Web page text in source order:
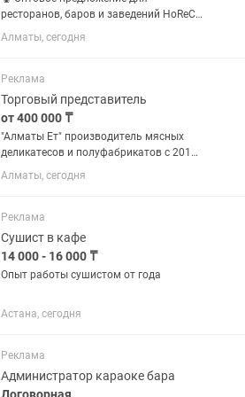
ресторанов, баров и заведений HoReCa
Предлагаем живых раков оптом по
выгодным ценам с доставкой. Раки
кг — 3 800 тг/кг • от 50 кг...
Алматы, сегодня
Реклама
Торговый представитель
от 400 000 ₸
"Алматы Ет" производитель мясных
деликатесов и полуфабрикатов с 2012
года. Нашу продукцию знают по всему
Казахстану , а с 2023 года мы вышли
предстоит...
Алматы, сегодня
Реклама
Сушист в кафе
14 000 - 16 000 ₸
Опыт работы сушистом от года
Астана, сегодня
Реклама
Администратор караоке бара